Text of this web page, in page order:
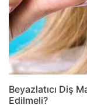
Beyazlatıcı Diş
Edilmeli?